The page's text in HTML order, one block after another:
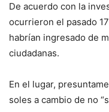
De acuerdo con la
ocurrieron el pasado
habrían ingresado de
ciudadanas.
En el lugar,
soles a cambio de no